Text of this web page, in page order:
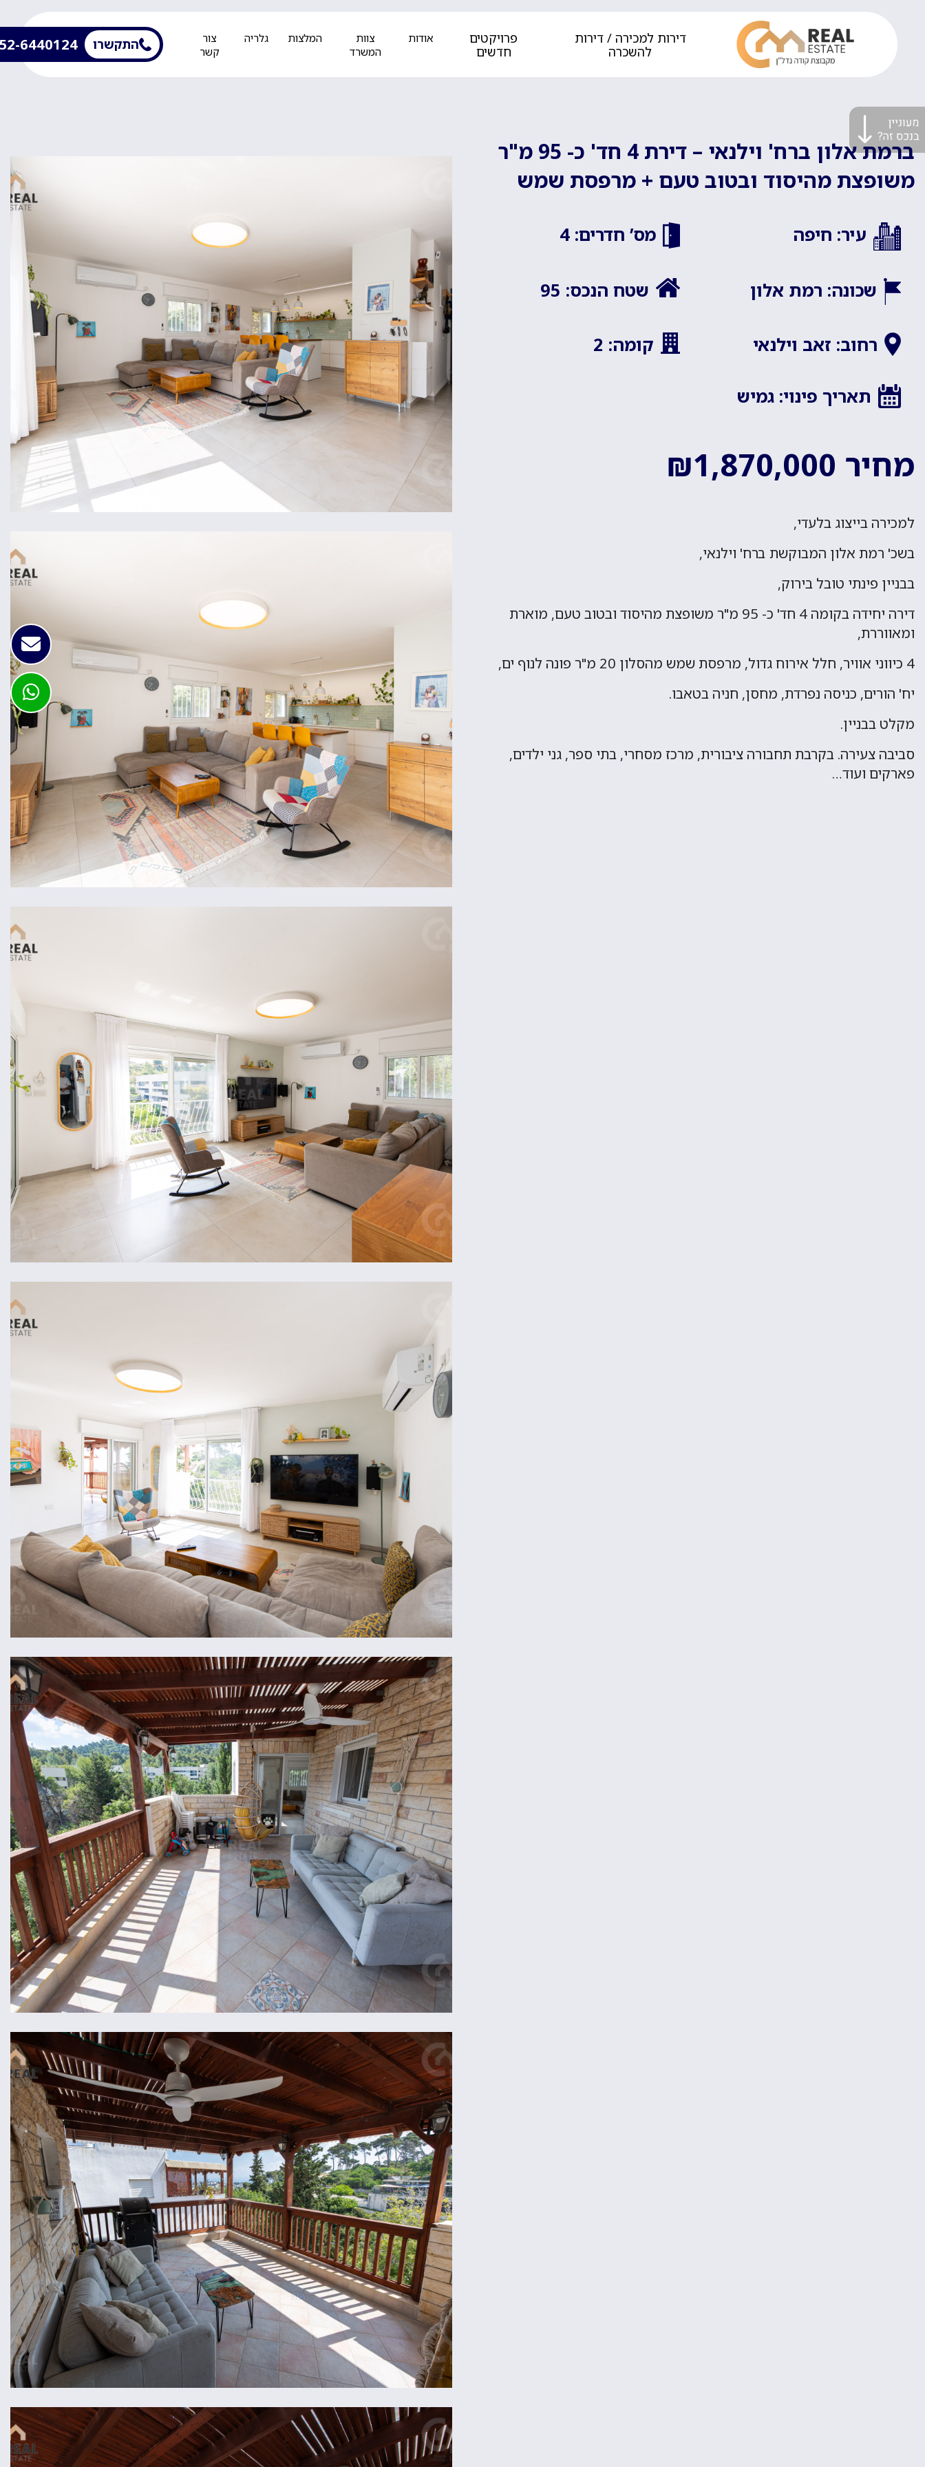
דירות למכירה / דירות
להשכרה
פרויקטים
חדשים
אודות
צוות
המשרד
המלצות גלריה
צור
קשר
התקשרו 6440124
ברמת אלון ברח' וילנאי – דירת 4 חד' כ- 95 מ"ר
משופצת מהיסוד ובטוב טעם + מרפסת שמש
עיר: חיפה מס’ חדרים: 4
שכונה: רמת אלון שטח הנכס: 95
רחוב: זאב וילנאי קומה: 2
תאריך פינוי: גמיש
מחיר ₪1,870,000
למכירה בייצוג בלעדי,
בשכ' רמת אלון המבוקשת ברח' וילנאי,
בבניין פינתי טובל בירוק,
דירה יחידה בקומה 4 חד' כ- 95 מ"ר משופצת מהיסוד ובטוב טעם, מוארת
ומאווררת,
4 כיווני אוויר, חלל אירוח גדול, מרפסת שמש מהסלון 20 מ"ר פונה לנוף ים,
יח' הורים, כניסה נפרדת, מחסן, חניה בטאבו.
מקלט בבניין.
סביבה צעירה. בקרבת תחבורה ציבורית, מרכז מסחרי, בתי ספר, גני ילדים,
פארקים ועוד…